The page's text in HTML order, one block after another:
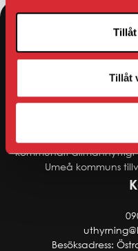
Tillåt
AB
kommun. Företagets
kommunalt
Umeå kommuns
Besöksadress: